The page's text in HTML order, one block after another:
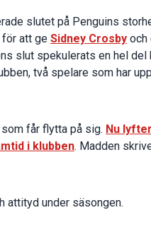
slutet på Penguins
att ge Sidney Crosby och
slut spekulerats en hel
två spelare som har
får flytta på sig. Nu
i klubben. Madden
attityd under säsongen.